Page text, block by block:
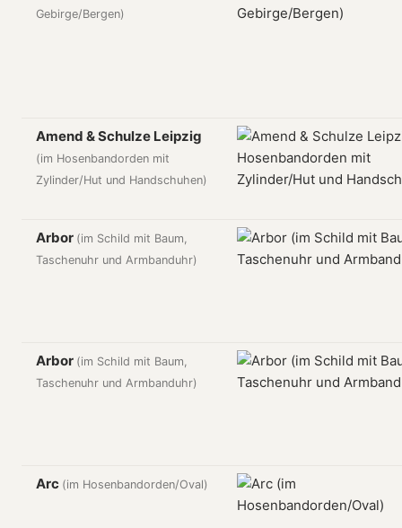
Gebirge/Bergen)
Amend & Schulze Leipzig
(im Hosenbandorden mit
Zylinder/Hut und Handschuhen)
Arbor (im Schild mit Baum,
Taschenuhr und Armbanduhr)
Arbor (im Schild mit Baum,
Taschenuhr und Armbanduhr)
Arc (im Hosenbandorden/Oval)